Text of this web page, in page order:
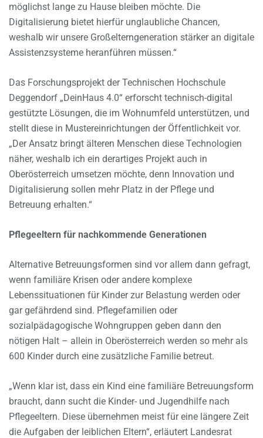
möglichst lange zu Hause bleiben möchte. Die
Digitalisierung bietet hierfür unglaubliche Chancen,
weshalb wir unsere Großelterngeneration stärker an digitale
Assistenzsysteme heranführen müssen.“
Das Forschungsprojekt der Technischen Hochschule
Deggendorf „DeinHaus 4.0“ erforscht technisch-digital
gestützte Lösungen, die im Wohnumfeld unterstützen, und
stellt diese in Mustereinrichtungen der Öffentlichkeit vor.
„Der Ansatz bringt älteren Menschen diese Technologien
näher, weshalb ich ein derartiges Projekt auch in
Oberösterreich umsetzen möchte, denn Innovation und
Digitalisierung sollen mehr Platz in der Pflege und
Betreuung erhalten.“
Pflegeeltern für nachkommende Generationen
Alternative Betreuungsformen sind vor allem dann gefragt,
wenn familiäre Krisen oder andere komplexe
Lebenssituationen für Kinder zur Belastung werden oder
gar gefährdend sind. Pflegefamilien oder
sozialpädagogische Wohngruppen geben dann den
nötigen Halt – allein in Oberösterreich werden so mehr als
600 Kinder durch eine zusätzliche Familie betreut.
„Wenn klar ist, dass ein Kind eine familiäre Betreuungsform
braucht, dann sucht die Kinder- und Jugendhilfe nach
Pflegeeltern. Diese übernehmen meist für eine längere Zeit
die Aufgaben der leiblichen Eltern“, erläutert Landesrat